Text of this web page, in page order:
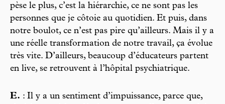
pèse le plus, c’est la hiérarchie, ce ne sont pas les
personnes que je côtoie au quotidien. Et puis, dans
notre boulot, ce n’est pas pire qu’ailleurs. Mais il y a
une réelle transformation de notre travail, ça évolue
très vite. D’ailleurs, beaucoup d’éducateurs partent
en live, se retrouvent à l’hôpital psychiatrique.
E. : Il y a un sentiment d’impuissance, parce que,